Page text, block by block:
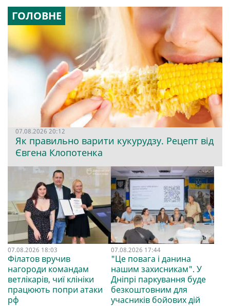
ГОЛОВНЕ
07.08.2026 20:12
Як правильно варити кукурудзу. Рецепт від
Євгена Клопотенка
07.08.2026 18:03
Філатов вручив
нагороди командам
ветлікарів, чиї клініки
працюють попри атаки
рф
07.08.2026 17:44
"Це повага і данина
нашим захисникам". У
Дніпрі паркування буде
безкоштовним для
учасників бойових дій